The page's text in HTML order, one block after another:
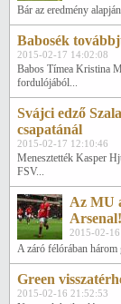
Bár az eredmény
Babosék
2015-02-17 14:02:08
Babos Tímea Kristina
fordulójából...
Svájci edző
csapatánál
2015-02-17 12:10:46
Menesztették Kasper
FSV...
Az MU
Arsenal!
2015-02-
A záró félórában három
Green
2015-02-16 21:52:53